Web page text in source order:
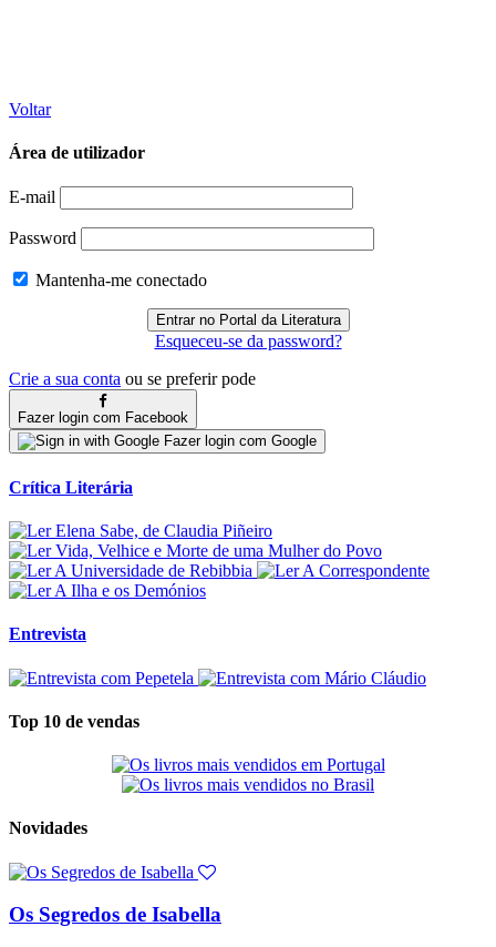
Voltar
Área de utilizador
E-mail
Password
Mantenha-me conectado
Esqueceu-se da password?
Crie a sua conta ou se preferir pode
Fazer login com Facebook
Fazer login com Google
Crítica Literária
Entrevista
Top 10 de vendas
Novidades
Os Segredos de Isabella